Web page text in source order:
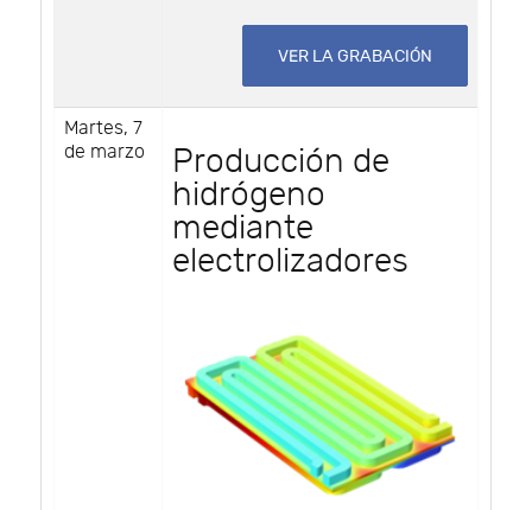
VER LA GRABACIÓN
Martes, 7
de marzo
Producción de
hidrógeno
mediante
electrolizadores